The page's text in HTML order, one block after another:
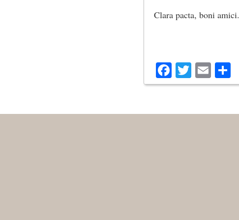
Clara pacta, boni amici.
Facebook
Twitter
Email